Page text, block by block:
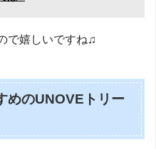
で嬉しいですね♫
めのUNOVEトリー